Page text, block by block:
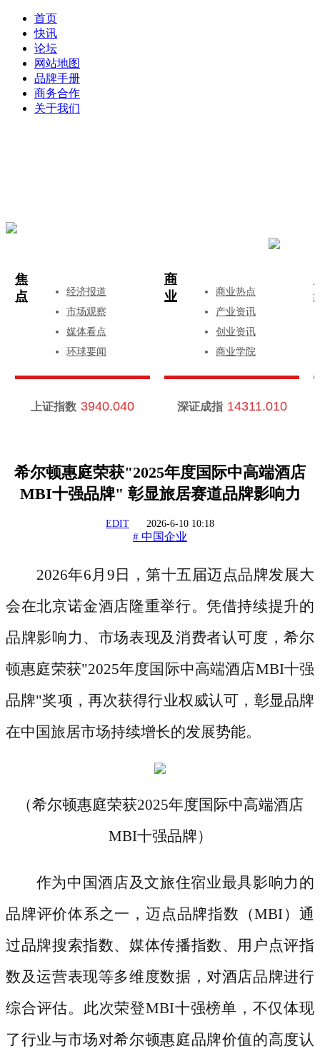
首页
快讯
论坛
网站地图
品牌手册
商务合作
关于我们
焦
点
经济报道
市场观察
媒体看点
环球要闻
商
业
商业热点
产业资讯
创业资讯
商业学院
上证指数 3940.040 深证成指 14311.010
希尔顿惠庭荣获"2025年度国际中高端酒店
MBI十强品牌" 彰显旅居赛道品牌影响力
EDIT 2026-6-10 10:18
# 中国企业
2026年6月9日，第十五届迈点品牌发展大
会在北京诺金酒店隆重举行。凭借持续提升的
品牌影响力、市场表现及消费者认可度，希尔
顿惠庭荣获"2025年度国际中高端酒店MBI十强
品牌"奖项，再次获得行业权威认可，彰显品牌
在中国旅居市场持续增长的发展势能。
（希尔顿惠庭荣获2025年度国际中高端酒店
MBI十强品牌）
作为中国酒店及文旅住宿业最具影响力的
品牌评价体系之一，迈点品牌指数（MBI）通
过品牌搜索指数、媒体传播指数、用户点评指
数及运营表现等多维度数据，对酒店品牌进行
综合评估。此次荣登MBI十强榜单，不仅体现
了行业与市场对希尔顿惠庭品牌价值的高度认